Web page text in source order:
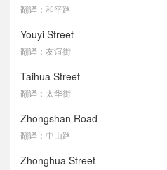
翻译：和平路
Youyi Street
翻译：友谊街
Taihua Street
翻译：太华街
Zhongshan Road
翻译：中山路
Zhonghua Street